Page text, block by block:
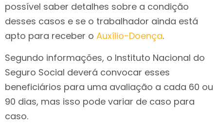
possível saber detalhes sobre a condição
desses casos e se o trabalhador ainda está
apto para receber o Auxílio-Doença.
Segundo informações, o Instituto Nacional do
Seguro Social deverá convocar esses
beneficiários para uma avaliação a cada 60 ou
90 dias, mas isso pode variar de caso para
caso.